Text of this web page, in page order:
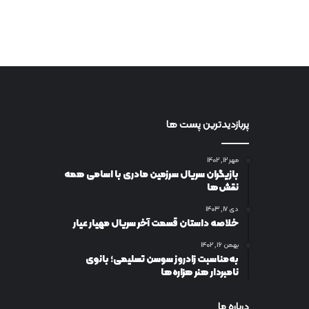
پربازدیدترین پست ها
مهر ۱۲, ۱۴۰۲
بازیگران سریال سرزمین مادری با اسامی همه
نقش‌ها
دی ۱۷, ۱۴۰۳
خلاصه داستان قسمت آخر سریال مهیار عیار
بهمن ۱۶, ۱۴۰۲
به‌مناسبت زادروز سوسن تسلیمی؛ بانوی
نامبردار هنر هزاره‌ها